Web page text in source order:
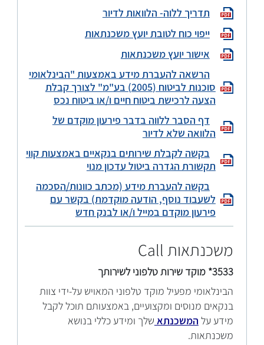
תדריך ללוה- הלוואות לדיור
ייפוי כוח לטובת יועץ משכנתאות
אישור יועץ משכנתאות
הרשאה להעברת מידע באמצעות "הבינלאומי
סוכנות לביטוח (2005) בע"מ" לצורך קבלת
הצעה לרכישת ביטוח חיים ו/או ביטוח נכס
דף הסבר ללווה בדבר פירעון מוקדם של
הלוואה שלא לדיור
בקשה לקבלת שירותים בנקאיים באמצעות קווי
תקשורת הגדרה ביטול עדכון מנוי
בקשה להעברת מידע (מכתב כוונות/הסכמה
לשעבוד נוסף, הודעה מוקדמת) בקשר עם
פירעון מוקדם במייל ו/או לבנק חדש
משכנתאות Call
3533* מוקד שירות טלפוני לשירותך
הבינלאומי מפעיל מוקד טלפוני המאויש על-ידי צוות
בנקאים מנוסים ומקצועיים, באמצעותם תוכל לקבל
מידע על המשכנתא שלך ומידע כללי בנושא
משכנתאות.